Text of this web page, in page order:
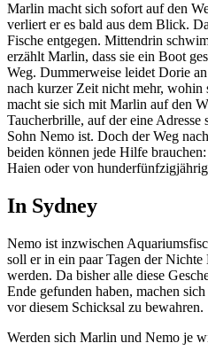
Marlin macht sich sofort auf den
verliert er es bald aus dem Blick.
Fische entgegen. Mittendrin
erzählt Marlin, dass sie ein Boot
Weg. Dummerweise leidet Dorie
nach kurzer Zeit nicht mehr, wohin
macht sie sich mit Marlin auf den
Taucherbrille, auf der eine
Sohn Nemo ist. Doch der Weg
beiden können jede Hilfe
Haien oder von
In Sydney
Nemo ist inzwischen
soll er in ein paar Tagen der Nichte
werden. Da bisher alle diese
Ende gefunden haben, machen
vor diesem Schicksal zu bewahren.
Werden sich Marlin und Nemo je